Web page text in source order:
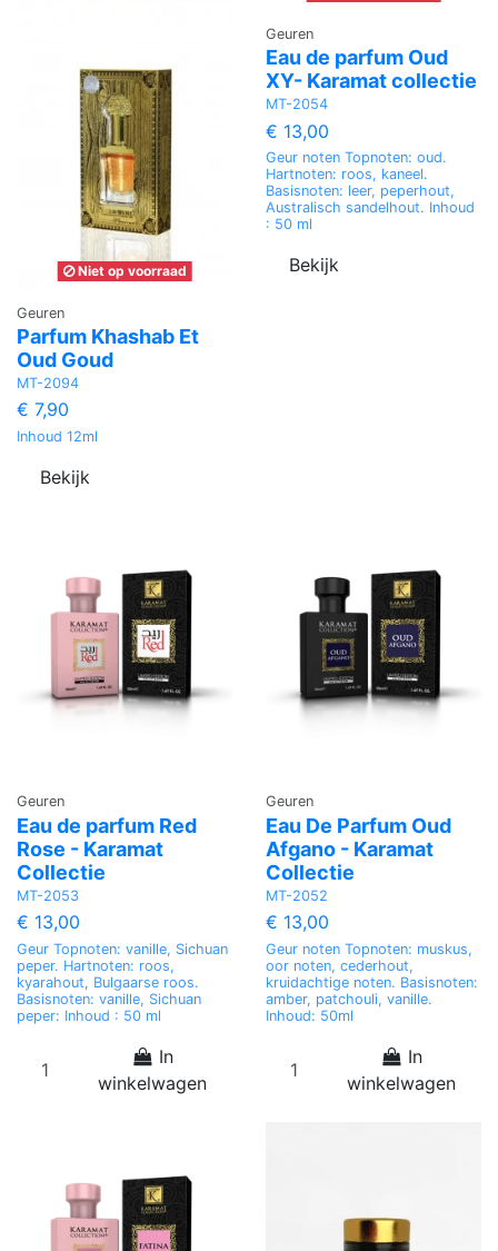
Niet op voorraad
Geuren
Parfum Khashab Et
Oud Goud
MT-2094
€ 7,90
Inhoud 12ml
Bekijk
Geuren
Eau de parfum Oud
XY- Karamat collectie
MT-2054
€ 13,00
Geur noten Topnoten: oud.
Hartnoten: roos, kaneel.
Basisnoten: leer, peperhout,
Australisch sandelhout. Inhoud
: 50 ml
Bekijk
Geuren
Eau de parfum Red
Rose - Karamat
Collectie
MT-2053
€ 13,00
Geur Topnoten: vanille, Sichuan
peper. Hartnoten: roos,
kyarahout, Bulgaarse roos.
Basisnoten: vanille, Sichuan
peper: Inhoud : 50 ml
In
winkelwagen
Geuren
Eau De Parfum Oud
Afgano - Karamat
Collectie
MT-2052
€ 13,00
Geur noten Topnoten: muskus,
oor noten, cederhout,
kruidachtige noten. Basisnoten:
amber, patchouli, vanille.
Inhoud: 50ml
In
winkelwagen